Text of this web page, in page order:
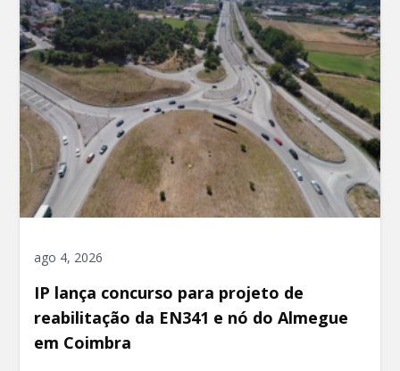
ago 4, 2026
IP lança concurso para projeto de
reabilitação da EN341 e nó do Almegue
em Coimbra